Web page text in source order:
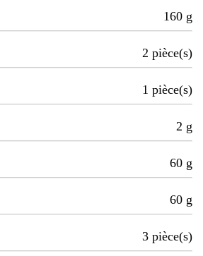
160 g
2 pièce(s)
1 pièce(s)
2 g
60 g
60 g
3 pièce(s)